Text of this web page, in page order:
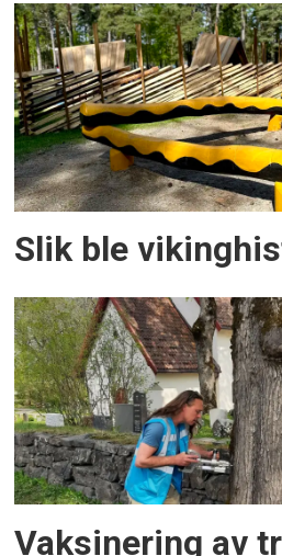
Slik ble
Vaksinering av